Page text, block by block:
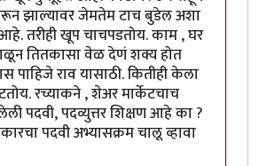
झाल्यावर जेमतेम टाच बुडेल अशा
तरीही खूप चाचपडतोय. काम , घर
तितकासा वेळ देणं शक्य होत
पाहिजे राव यासाठी. कितीही केला
रच्याकने , शेअर मार्केटचाच
पदवी, पदव्युत्तर शिक्षण आहे का ?
पदवी अभ्यासक्रम चालू व्हावा